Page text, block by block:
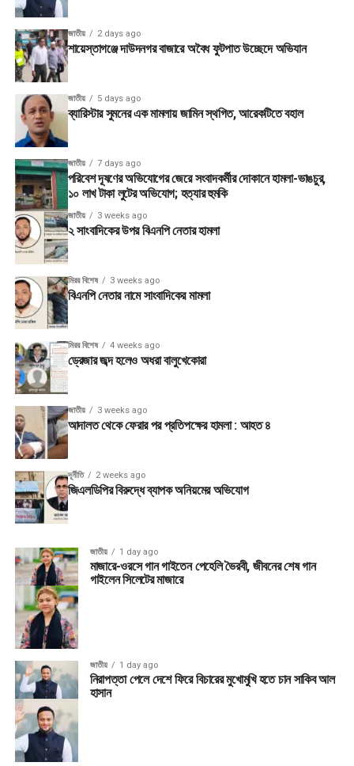
জাতীয় 2 days ago
শায়েস্তাগঞ্জে দাউদনগর বাজারে অবৈধ ফুটপাত উচ্ছেদে অভিযান
জাতীয় 5 days ago
ব্যারিস্টার সুমনের এক মামলায় জামিন স্থগিত, আরেকটিতে বহাল
জাতীয় 7 days ago
পরিবেশ দূষণের অভিযোগের জেরে সংবাদকর্মীর দোকানে হামলা-ভাঙচুর,
১০ লাখ টাকা লুটের অভিযোগ; হত্যার হুমকি
জাতীয় 3 weeks ago
২ সাংবাদিকের উপর বিএনপি নেতার হামলা
মিরর বিশেষ 3 weeks ago
বিএনপি নেতার নামে সাংবাদিকের মামলা
মিরর বিশেষ 4 weeks ago
ড্রেজার জব্দ হলেও অধরা বালুখেকোরা
জাতীয় 3 weeks ago
আদালত থেকে ফেরার পর প্রতিপক্ষের হামলা : আহত ৪
দূর্নীতি 2 weeks ago
জিএলডিপির বিরুদ্ধে ব্যাপক অনিয়মের অভিযোগ
জাতীয় 1 day ago
মাজারে-ওরসে গান গাইতেন পেহেলি ভৈরবী, জীবনের শেষ গান
গাইলেন সিলেটের মাজারে
জাতীয় 1 day ago
নিরাপত্তা পেলে দেশে ফিরে বিচারের মুখোমুখি হতে চান সাকিব আল
হাসান